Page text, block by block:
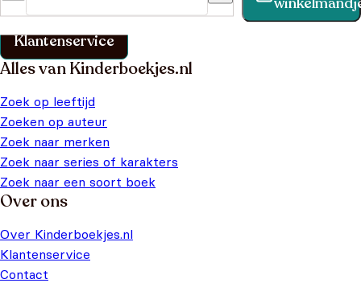
klantenservice pagina.
Klantenservice
Alles van Kinderboekjes.nl
Zoek op leeftijd
Zoeken op auteur
Zoek naar merken
Zoek naar series of karakters
Zoek naar een soort boek
Over ons
Over Kinderboekjes.nl
Klantenservice
Contact